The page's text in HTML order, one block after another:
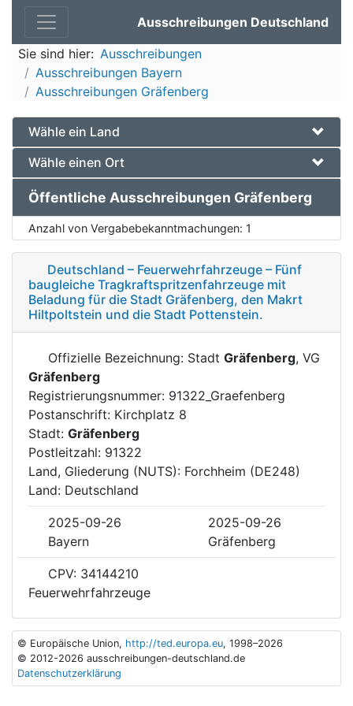
Ausschreibungen Deutschland
Sie sind hier: Ausschreibungen
Ausschreibungen Bayern
Ausschreibungen Gräfenberg
Wähle ein Land
Wähle einen Ort
Öffentliche Ausschreibungen Gräfenberg
Anzahl von Vergabebekanntmachungen: 1
Deutschland – Feuerwehrfahrzeuge – Fünf
baugleiche Tragkraftspritzenfahrzeuge mit
Beladung für die Stadt Gräfenberg, den Makrt
Hiltpoltstein und die Stadt Pottenstein.
Offizielle Bezeichnung: Stadt Gräfenberg, VG
Gräfenberg
Registrierungsnummer: 91322_Graefenberg
Postanschrift: Kirchplatz 8
Stadt: Gräfenberg
Postleitzahl: 91322
Land, Gliederung (NUTS): Forchheim (DE248)
Land: Deutschland
2025-09-26
2025-09-26
Bayern
Gräfenberg
CPV: 34144210
Feuerwehrfahrzeuge
© Europäische Union, http://ted.europa.eu, 1998–2026
© 2012-2026 ausschreibungen-deutschland.de
Datenschutzerklärung